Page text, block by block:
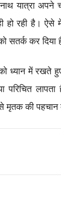
यात्रा अपने
हो रही है। ऐसे
सतर्क कर दिया
ध्यान में रखते
परिचित
मृतक की